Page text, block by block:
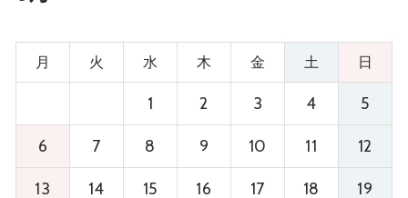
月 火 水 木 金 土 日
1 2 3 4 5
6 7 8 9 10 11 12
13 14 15 16 17 18 19